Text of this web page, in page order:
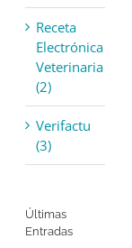
Receta
Electrónica
Veterinaria
(2)
Verifactu
(3)
Últimas
Entradas